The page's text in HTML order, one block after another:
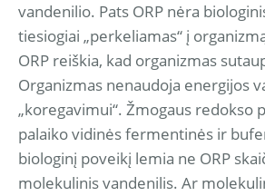
vandenilio. Pats ORP nėra
tiesiogiai „perkeliamas“ į
ORP reiškia, kad organizmas
Organizmas nenaudoja energijos
„koregavimui“. Žmogaus redokso
palaiko vidinės fermentinės ir
biologinį poveikį lemia ne ORP
molekulinis vandenilis. Ar